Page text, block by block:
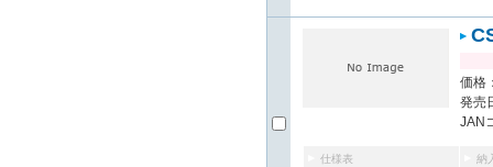
価格
発売
JAN
仕様表 納